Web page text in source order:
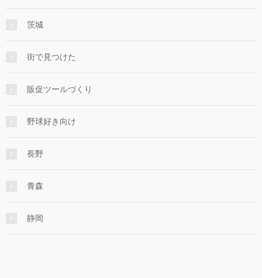
茨城
街で見つけた
販促ツールづくり
野球好き向け
長野
青森
静岡